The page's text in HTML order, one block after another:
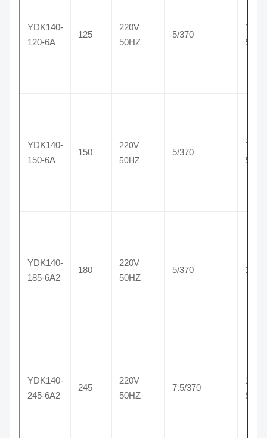
YDK140-
120-6A
125
220V
50HZ
5/370
SPD
YDK140-
150-6A
150
220V
50HZ
5/370
SPD
YDK140-
185-6A2
180
220V
50HZ
5/370 1075
YDK140-
245-6A2
245
220V
50HZ
7.5/370
SPD